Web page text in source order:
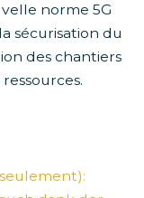
norme 5G
sécurisation du
des chantiers